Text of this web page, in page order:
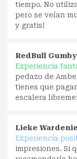
tiempo. No
pero se veían
y gratis!
RedBull Gumby
Experiencia
pedazo de
tienes que
escalera
Lieke
Experiencia
impresiones. Si